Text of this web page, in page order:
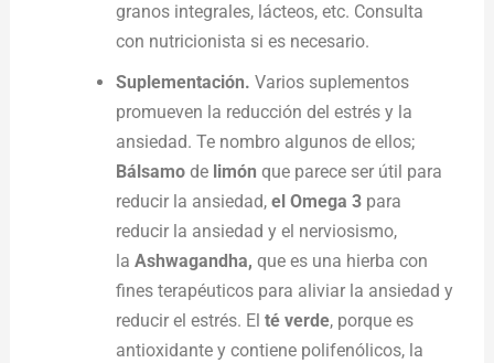
granos integrales, lácteos, etc. Consulta
con nutricionista si es necesario.
Suplementación. Varios suplementos
promueven la reducción del estrés y la
ansiedad. Te nombro algunos de ellos;
Bálsamodelimón que parece ser útil para
reducir la ansiedad,el Omega 3para
reducir la ansiedad y el nerviosismo,
la Ashwagandha, que es una hierba con
fines terapéuticos para aliviar la ansiedad y
reducir el estrés. El té verde, porque es
antioxidante y contiene polifenólicos, la